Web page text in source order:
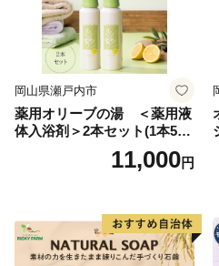
岡山県瀬戸内市
薬用オリーブの湯 ＜薬用液
体入浴剤＞2本セット(1本500
11,000円